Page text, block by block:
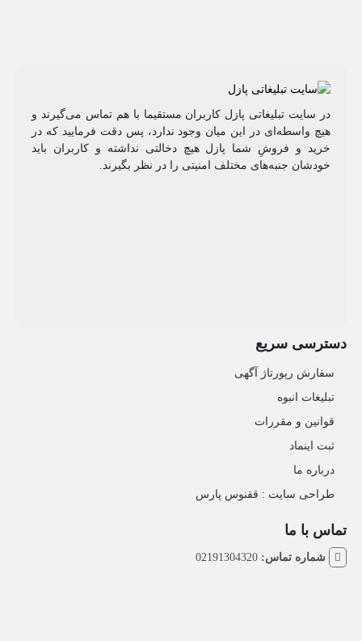
در سایت تبلیغاتی پازل کاربران مستقیما با هم تماس می‌گیرند و
هیچ واسطه‌ای در این میان وجود ندارد، پس دقت فرمایید که در
خرید و فروشِ شما پازل هیچ دخالتی نداشته و کاربران باید
خودشان جنبه‌های مختلف امنیتی را در نظر بگیرند.
دسترسی سریع
سفارش رپورتاژ آگهی
تبلیغات انبوه
قوانین و مقررات
ثبت اینماد
درباره ما
طراحی سایت : ققنوس پارس
تماس با ما
شماره تماس:02191304320